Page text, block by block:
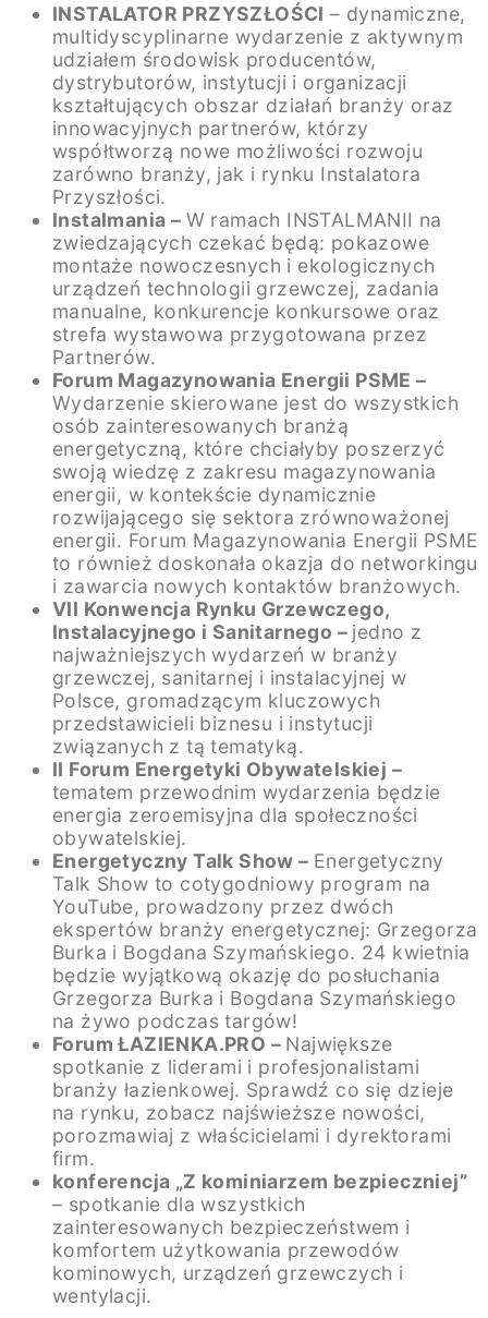
INSTALATOR PRZYSZŁOŚCI – dynamiczne,
multidyscyplinarne wydarzenie z aktywnym
udziałem środowisk producentów,
dystrybutorów, instytucji i organizacji
kształtujących obszar działań branży oraz
innowacyjnych partnerów, którzy
współtworzą nowe możliwości rozwoju
zarówno branży, jak i rynku Instalatora
Przyszłości.
Instalmania – W ramach INSTALMANII na
zwiedzających czekać będą: pokazowe
montaże nowoczesnych i ekologicznych
urządzeń technologii grzewczej, zadania
manualne, konkurencje konkursowe oraz
strefa wystawowa przygotowana przez
Partnerów.
Forum Magazynowania Energii PSME –
Wydarzenie skierowane jest do wszystkich
osób zainteresowanych branżą
energetyczną, które chciałyby poszerzyć
swoją wiedzę z zakresu magazynowania
energii, w kontekście dynamicznie
rozwijającego się sektora zrównoważonej
energii. Forum Magazynowania Energii PSME
to również doskonała okazja do networkingu
i zawarcia nowych kontaktów branżowych.
VII Konwencja Rynku Grzewczego,
Instalacyjnego i Sanitarnego – jedno z
najważniejszych wydarzeń w branży
grzewczej, sanitarnej i instalacyjnej w
Polsce, gromadzącym kluczowych
przedstawicieli biznesu i instytucji
związanych z tą tematyką.
II Forum Energetyki Obywatelskiej –
tematem przewodnim wydarzenia będzie
energia zeroemisyjna dla społeczności
obywatelskiej.
Energetyczny Talk Show – Energetyczny
Talk Show to cotygodniowy program na
YouTube, prowadzony przez dwóch
ekspertów branży energetycznej: Grzegorza
Burka i Bogdana Szymańskiego. 24 kwietnia
będzie wyjątkową okazję do posłuchania
Grzegorza Burka i Bogdana Szymańskiego
na żywo podczas targów!
Forum ŁAZIENKA.PRO – Największe
spotkanie z liderami i profesjonalistami
branży łazienkowej. Sprawdź co się dzieje
na rynku, zobacz najświeższe nowości,
porozmawiaj z właścicielami i dyrektorami
firm.
konferencja „Z kominiarzem bezpieczniej”
– spotkanie dla wszystkich
zainteresowanych bezpieczeństwem i
komfortem użytkowania przewodów
kominowych, urządzeń grzewczych i
wentylacji.